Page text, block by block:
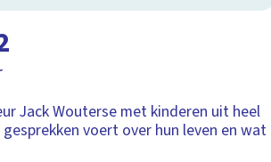
Jack Wouterse met kinderen uit heel
voert over hun leven en wat